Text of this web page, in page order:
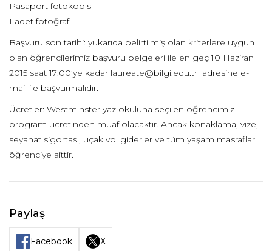
Pasaport fotokopisi
1 adet fotoğraf
Başvuru son tarihi: yukarıda belirtilmiş olan kriterlere uygun
olan öğrencilerimiz başvuru belgeleri ile en geç 10 Haziran
2015 saat 17:00’ye kadar laureate@bilgi.edu.tr adresine e-
mail ile başvurmalıdır.
Ücretler: Westminster yaz okuluna seçilen öğrencimiz
program ücretinden muaf olacaktır. Ancak konaklama, vize,
seyahat sigortası, uçak vb. giderler ve tüm yaşam masrafları
öğrenciye aittir.
Paylaş
Facebook X